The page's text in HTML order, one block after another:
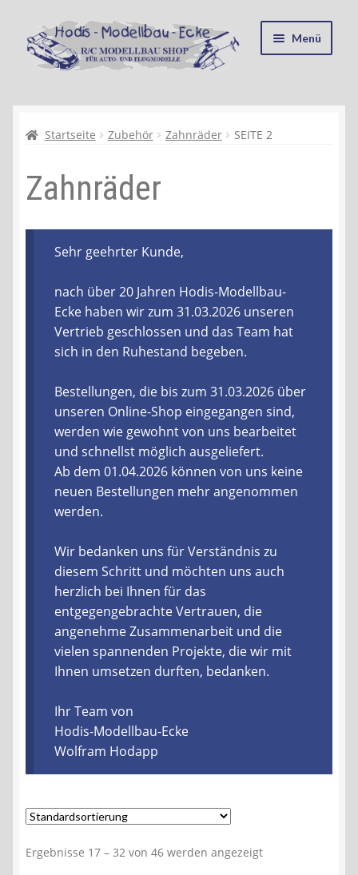
Zur
Navigation
springen
Zum
Inhalt
springen
Menü
Kasse
Mein Konto
Shop
Warenkorb
Ablauf einer Bestellung
Liefer- und Versandkosten
Zahlungsarten
Lieferzeit & Verfügbarkeit
Gutschein
Batterien- und Akku Verordnung
Elektro- und Elektronikgeräte Verordnung
Öle- und Schmierstoff Verordnung
Kontakt
AGB
Widerrufsbelehrung
Datenschutzerklärung
Startseite Zubehör Zahnräder SEITE 2
Zahnräder
Sehr geehrter Kunde,
nach über 20 Jahren Hodis-Modellbau-
Ecke haben wir zum 31.03.2026 unseren
Vertrieb geschlossen und das Team hat
sich in den Ruhestand begeben.
Bestellungen, die bis zum 31.03.2026 über
unseren Online-Shop eingegangen sind,
werden wie gewohnt von uns bearbeitet
und schnellst möglich ausgeliefert.
Ab dem 01.04.2026 können von uns keine
neuen Bestellungen mehr angenommen
werden.
Wir bedanken uns für Verständnis zu
diesem Schritt und möchten uns auch
herzlich bei Ihnen für das
entgegengebrachte Vertrauen, die
angenehme Zusammenarbeit und die
vielen spannenden Projekte, die wir mit
Ihnen umsetzen durften, bedanken.
Ihr Team von
Hodis-Modellbau-Ecke
Wolfram Hodapp
Ergebnisse 17 – 32 von 46 werden angezeigt